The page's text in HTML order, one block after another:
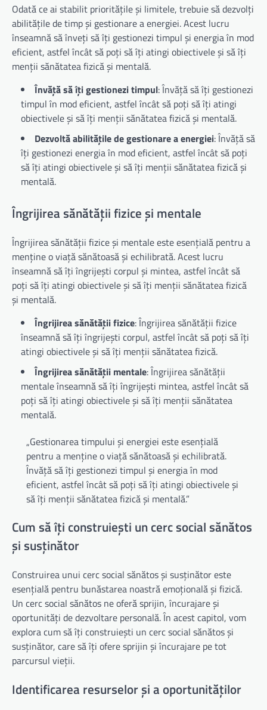
Odată ce ai stabilit prioritățile și limitele, trebuie să dezvolți
abilitățile de timp și gestionare a energiei. Acest lucru
înseamnă să înveți să îți gestionezi timpul și energia în mod
eficient, astfel încât să poți să îți atingi obiectivele și să îți
menții sănătatea fizică și mentală.
Învăță să îți gestionezi timpul: Învăță să îți gestionezi
timpul în mod eficient, astfel încât să poți să îți atingi
obiectivele și să îți menții sănătatea fizică și mentală.
Dezvoltă abilitățile de gestionare a energiei: Învăță să
îți gestionezi energia în mod eficient, astfel încât să poți
să îți atingi obiectivele și să îți menții sănătatea fizică și
mentală.
Îngrijirea sănătății fizice și mentale
Îngrijirea sănătății fizice și mentale este esențială pentru a
menține o viață sănătoasă și echilibrată. Acest lucru
înseamnă să îți îngrijești corpul și mintea, astfel încât să
poți să îți atingi obiectivele și să îți menții sănătatea fizică
și mentală.
Îngrijirea sănătății fizice: Îngrijirea sănătății fizice
înseamnă să îți îngrijești corpul, astfel încât să poți să îți
atingi obiectivele și să îți menții sănătatea fizică.
Îngrijirea sănătății mentale: Îngrijirea sănătății
mentale înseamnă să îți îngrijești mintea, astfel încât să
poți să îți atingi obiectivele și să îți menții sănătatea
mentală.
„Gestionarea timpului și energiei este esențială
pentru a menține o viață sănătoasă și echilibrată.
Învăță să îți gestionezi timpul și energia în mod
eficient, astfel încât să poți să îți atingi obiectivele și
să îți menții sănătatea fizică și mentală.”
Cum să îți construiești un cerc social sănătos
și susținător
Construirea unui cerc social sănătos și susținător este
esențială pentru bunăstarea noastră emoțională și fizică.
Un cerc social sănătos ne oferă sprijin, încurajare și
oportunități de dezvoltare personală. În acest capitol, vom
explora cum să îți construiești un cerc social sănătos și
susținător, care să îți ofere sprijin și încurajare pe tot
parcursul vieții.
Identificarea resurselor și a oportunităților